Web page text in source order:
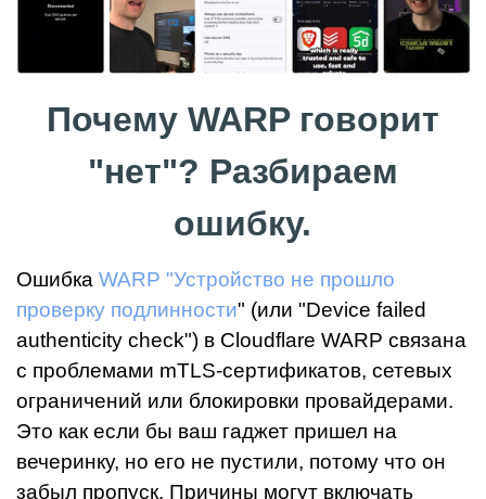
Почему WARP говорит
"нет"? Разбираем
ошибку.
Ошибка WARP "Устройство не прошло
проверку подлинности" (или "Device failed
authenticity check") в Cloudflare WARP связана
с проблемами mTLS-сертификатов, сетевых
ограничений или блокировки провайдерами.
Это как если бы ваш гаджет пришел на
вечеринку, но его не пустили, потому что он
забыл пропуск. Причины могут включать